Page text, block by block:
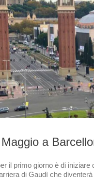
a
il primo giorno è di iniziare
di Gaudì che diventerà